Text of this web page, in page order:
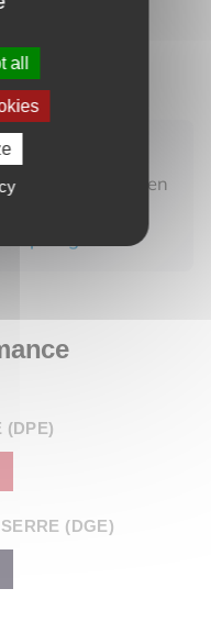
auxquels ce bien
le site
(DPE)
(DGE)
all